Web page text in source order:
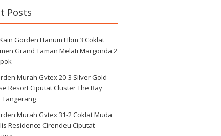
Posts
Gorden Hanum Hbm 3 Coklat
Grand Taman Melati Margonda 2
Murah Gvtex 20-3 Silver Gold
Resort Ciputat Cluster The Bay
Tangerang
Murah Gvtex 31-2 Coklat Muda
Residence Cirendeu Ciputat